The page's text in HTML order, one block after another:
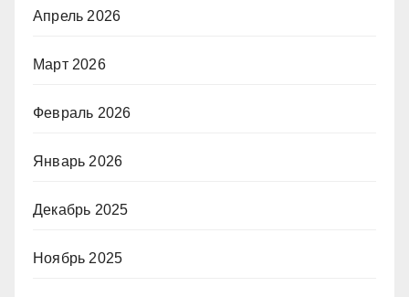
Апрель 2026
Март 2026
Февраль 2026
Январь 2026
Декабрь 2025
Ноябрь 2025